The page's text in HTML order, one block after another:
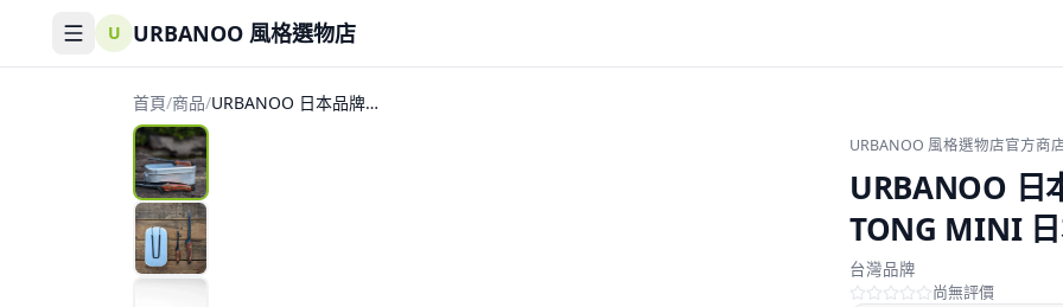
U URBANOO 風格選物店
首頁/商品/URBANOO 日本品牌
URBANOO 風格選物店官方商
URBANOO 日
TONG MINI
台灣品牌
尚無評價